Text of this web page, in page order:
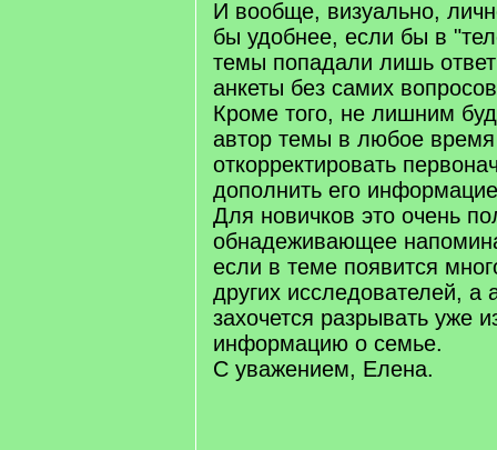
И вообще, визуально,
бы удобнее, если бы в
темы попадали лишь
анкеты без самих
Кроме того, не лишним
автор темы в любое
откорректировать
дополнить его
Для новичков это очень
обнадеживающее
если в теме появится
других исследователей, а
захочется разрывать уже
информацию о семье.
С уважением, Елена.